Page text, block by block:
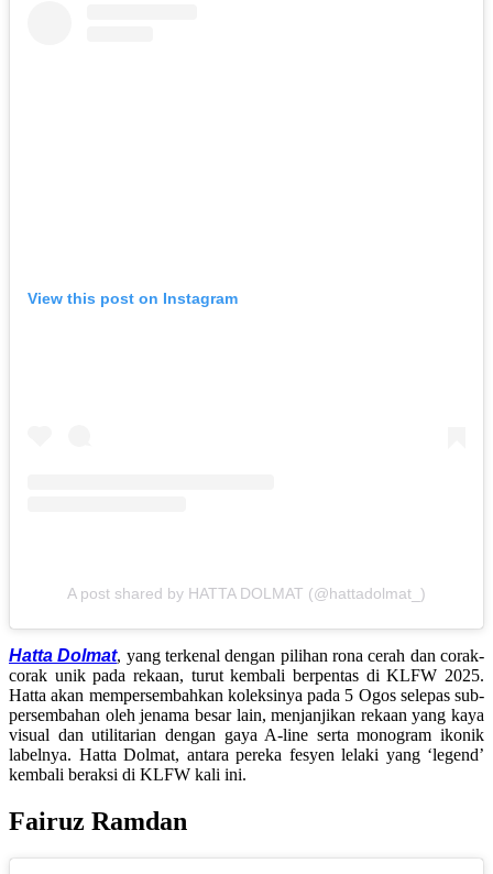
View this post on Instagram
A post shared by HATTA DOLMAT (@hattadolmat_)
Hatta Dolmat, yang terkenal dengan pilihan rona cerah dan corak-
corak unik pada rekaan, turut kembali berpentas di KLFW 2025.
Hatta akan mempersembahkan koleksinya pada 5 Ogos selepas sub-
persembahan oleh jenama besar lain, menjanjikan rekaan yang kaya
visual dan utilitarian dengan gaya A-line serta monogram ikonik
labelnya. Hatta Dolmat, antara pereka fesyen lelaki yang ‘legend’
kembali beraksi di KLFW kali ini.
Fairuz Ramdan